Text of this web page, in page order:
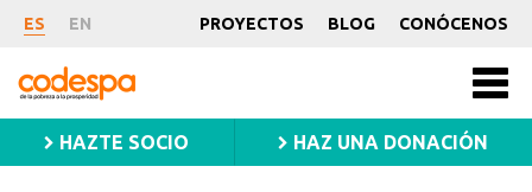
Archivo
Año
2017
ES EN PROYECTOS BLOG CONÓCENOS
CODESPA
HAZTE SOCIO HAZ UNA DONACIÓN